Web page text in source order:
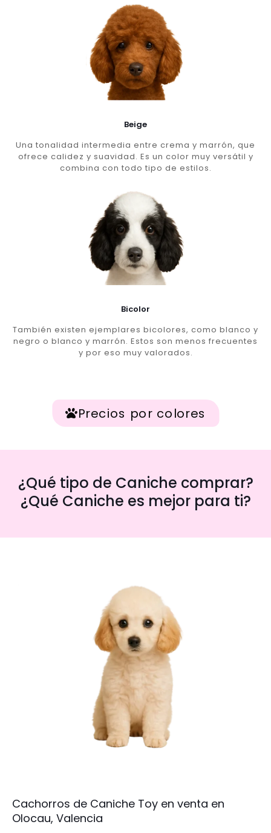
Beige
Una tonalidad intermedia entre crema y marrón, que
ofrece calidez y suavidad. Es un color muy versátil y
combina con todo tipo de estilos.
Bicolor
También existen ejemplares bicolores, como blanco y
negro o blanco y marrón. Estos son menos frecuentes
y por eso muy valorados.
Precios por colores
¿Qué tipo de Caniche comprar?
¿Qué Caniche es mejor para ti?
Cachorros de Caniche Toy en venta en
Olocau, Valencia